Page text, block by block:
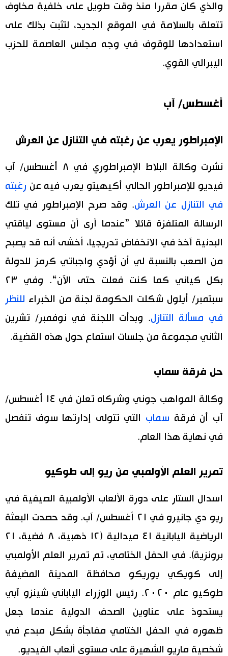
والذي كان مقررا منذ وقت طويل على خلفية مخاوف
تتعلق بالسلامة في الموقع الجديد، لتثبت بذلك على
استعدادها للوقوف في وجه مجلس العاصمة للحزب
اليبرالي القوي.
أغسطس/ آب
الإمبراطور يعرب عن رغبته في التنازل عن العرش
نشرت وكالة البلاط الإمبراطوري في ٨ أغسطس/ آب
فيديو للإمبراطور الحالي أكيهيتو يعرب فيه عن رغبته
في التنازل عن العرش. وقد صرح الإمبراطور في تلك
الرسالة المتلفزة قائلا ”عندما أرى أن مستوى لياقتي
البدنية آخذ في الانخفاض تدريجيا، أخشى أنه قد يصبح
من الصعب بالنسبة لي أن أؤدي واجباتي كرمز للدولة
بكل كياني كما كنت فعلت حتى الآن“. وفي ٢٣
سبتمبر/ أيلول شكلت الحكومة لجنة من الخبراء للنظر
في مسألة التنازل. وبدأت اللجنة في نوفمبر/ تشرين
الثاني مجموعة من جلسات استماع حول هذه القضية.
حل فرقة سماب
وكالة المواهب جوني وشركاه تعلن في ١٤ أغسطس/
آب أن فرقة سماب التي تتولى إدارتها سوف تنفصل
في نهاية هذا العام.
تمرير العلم الأولمبي من ريو إلى طوكيو
اسدال الستار على دورة الألعاب الأولمبية الصيفية في
ريو دي جانيرو في ٢١ أغسطس/ آب. وقد حصدت البعثة
الرياضية اليابانية ٤١ ميدالية (١٢ ذهبية، ٨ فضية، ٢١
برونزية). في الحفل الختامي، تم تمرير العلم الأولمبي
إلى كويكي يوريكو محافظة المدينة المضيفة
طوكيو عام ٢٠٢٠. رئيس الوزراء الياباني شينزو آبي
يستحوذ على عناوين الصحف الدولية عندما جعل
ظهوره في الحفل الختامي مفاجأة بشكل مبدع في
شخصية ماريو الشهيرة على مستوى ألعاب الفيديو.